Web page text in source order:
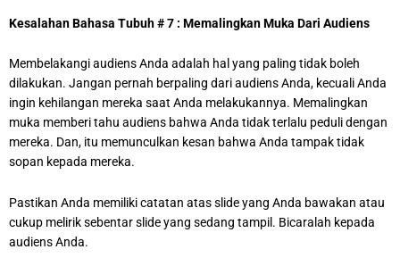
Kesalahan Bahasa Tubuh # 7 : Memalingkan Muka Dari Audiens
Membelakangi audiens Anda adalah hal yang paling tidak boleh
dilakukan. Jangan pernah berpaling dari audiens Anda, kecuali Anda
ingin kehilangan mereka saat Anda melakukannya. Memalingkan
muka memberi tahu audiens bahwa Anda tidak terlalu peduli dengan
mereka. Dan, itu memunculkan kesan bahwa Anda tampak tidak
sopan kepada mereka.
Pastikan Anda memiliki catatan atas slide yang Anda bawakan atau
cukup melirik sebentar slide yang sedang tampil. Bicaralah kepada
audiens Anda.